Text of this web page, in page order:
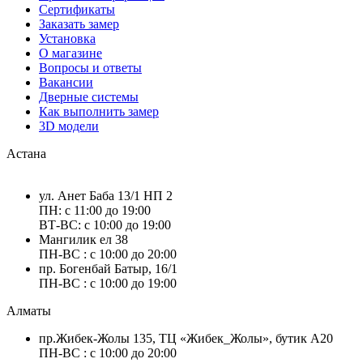
Сертификаты
Заказать замер
Установка
О магазине
Вопросы и ответы
Вакансии
Дверные системы
Как выполнить замер
3D модели
Астана
ул. Анет Баба 13/1 НП 2
ПН: с 11:00 до 19:00
ВТ-ВС: с 10:00 до 19:00
Мангилик ел 38
ПН-ВС : с 10:00 до 20:00
пр. Богенбай Батыр, 16/1
ПН-ВС : с 10:00 до 19:00
Алматы
пр.Жибек-Жолы 135, ТЦ «Жибек_Жолы», бутик А20
ПН-ВС : с 10:00 до 20:00